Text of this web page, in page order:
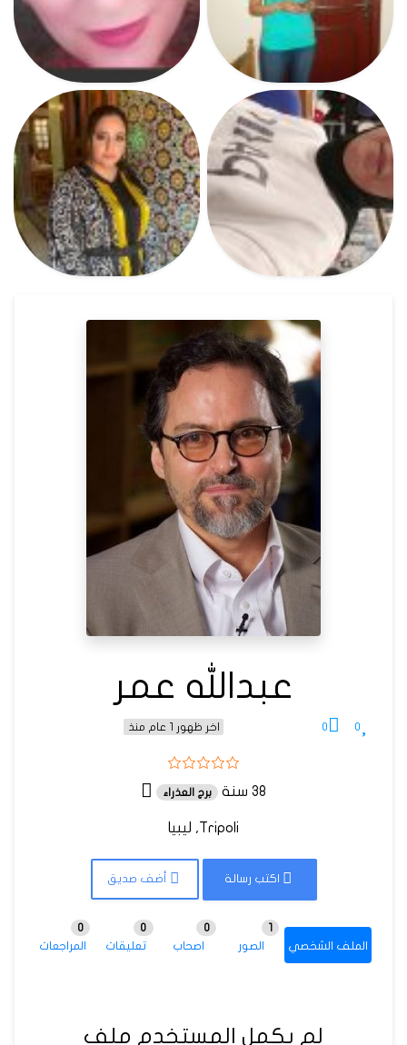
عبدالله عمر
0
0 اخر ظهور 1 عام منذ
38 سنة برج العذراء
Tripoli, ليبيا
اكتب رسالة أضف صديق
الملف الشخصي الصور اصحاب
0
تعليقات
0
المراجعات
0
لم يكمل المستخدم ملف